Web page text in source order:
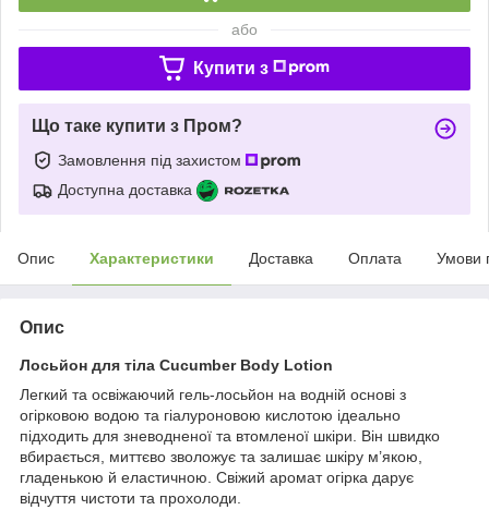
або
Купити з
Що таке купити з Пром?
Замовлення під захистом
Доступна доставка
Опис Характеристики Доставка Оплата Умови
Опис
Лосьйон для тіла Cucumber Body Lotion
Легкий та освіжаючий гель-лосьйон на водній основі з
огірковою водою та гіалуроновою кислотою ідеально
підходить для зневодненої та втомленої шкіри. Він швидко
вбирається, миттєво зволожує та залишає шкіру м’якою,
гладенькою й еластичною. Свіжий аромат огірка дарує
відчуття чистоти та прохолоди.